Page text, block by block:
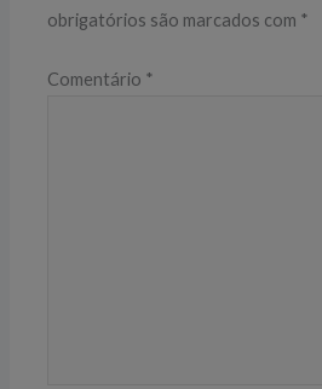
obrigatórios são marcados com *
Comentário *